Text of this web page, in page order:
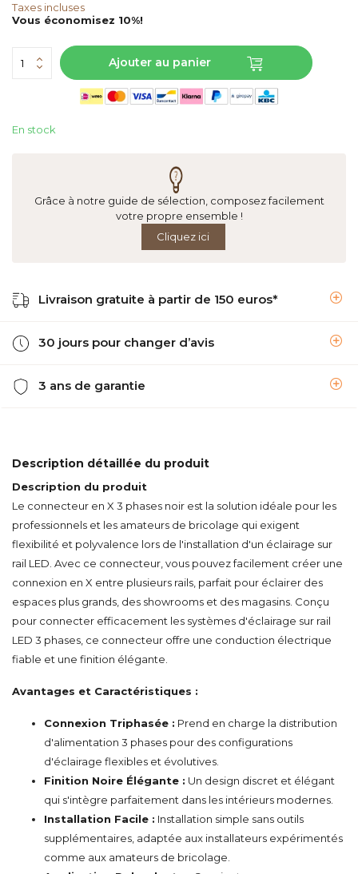
Taxes incluses
Vous économisez 10%!
Ajouter au panier
En stock
Grâce à notre guide de sélection, composez facilement
votre propre ensemble !
Cliquez ici
Livraison gratuite à partir de 150 euros*
30 jours pour changer d’avis
3 ans de garantie
Description détaillée du produit
Description du produit
Le connecteur en X 3 phases noir est la solution idéale pour les
professionnels et les amateurs de bricolage qui exigent
flexibilité et polyvalence lors de l'installation d'un éclairage sur
rail LED. Avec ce connecteur, vous pouvez facilement créer une
connexion en X entre plusieurs rails, parfait pour éclairer des
espaces plus grands, des showrooms et des magasins. Conçu
pour connecter efficacement les systèmes d'éclairage sur rail
LED 3 phases, ce connecteur offre une conduction électrique
fiable et une finition élégante.
Avantages et Caractéristiques :
Connexion Triphasée : Prend en charge la distribution
d'alimentation 3 phases pour des configurations
d'éclairage flexibles et évolutives.
Finition Noire Élégante : Un design discret et élégant
qui s'intègre parfaitement dans les intérieurs modernes.
Installation Facile : Installation simple sans outils
supplémentaires, adaptée aux installateurs expérimentés
comme aux amateurs de bricolage.